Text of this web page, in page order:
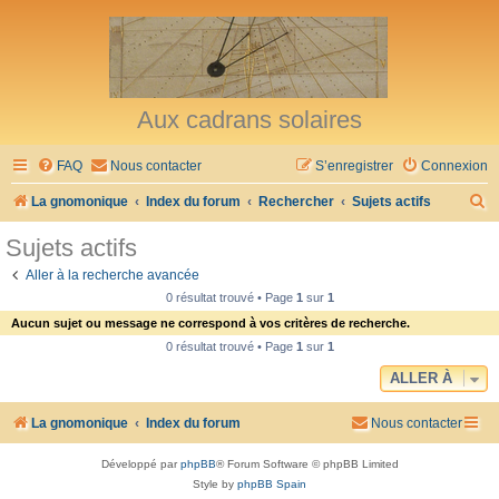
Aux cadrans solaires
FAQ Nous contacter Connexion
S’enregistrer
La gnomonique Index du forum Rechercher Sujets actifs
h
Sujets actifs
Aller à la recherche avancée
0 résultat trouvé • Page 1sur 1
Aucun sujet ou message ne correspond à vos critères de recherche.
0 résultat trouvé • Page 1sur 1
ALLER À
La gnomonique Index du forum Nous contacter
Développé parphpBB® Forum Software © phpBB Limited
Style by phpBB Spain